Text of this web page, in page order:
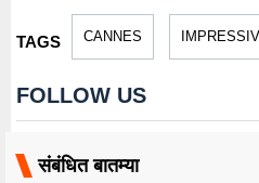
TAGS CANNES
FOLLOW US
संबंधित बातम्या